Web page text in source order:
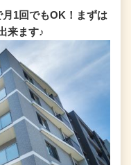
1回でもOK！まずは
来ます♪